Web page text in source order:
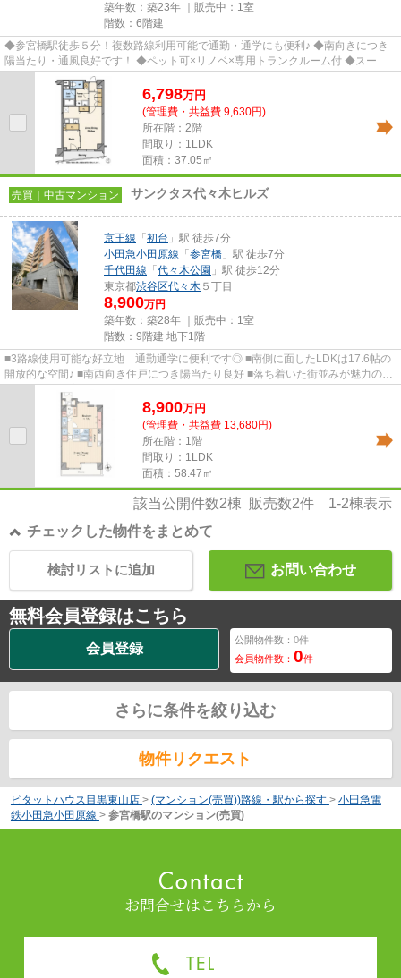
築年数：築23年 ｜販売中： 1室
階数：6階建
◆参宮橋駅徒歩５分！複数路線利用可能で通勤・通学にも便利♪ ◆南向きにつき
陽当たり・通風良好です！ ◆ペット可×リノベ×専用トランクルーム付 ◆スーパ
ー・病院・小学校徒歩10分圏内充...
6,798万円
(管理費・共益費 9,630円)
所在階：2階
間取り：1LDK
面積：37.05㎡
売買｜中古マンション サンクタス代々木ヒルズ
京王線 「 初台 」駅 徒歩7分
小田急小田原線 「 参宮橋 」駅 徒歩7分
千代田線 「 代々木公園 」駅 徒歩12分
東京都渋谷区代々木 ５丁目
8,900万円
築年数：築28年 ｜販売中： 1室
階数：9階建 地下1階
■3路線使用可能な好立地 通勤通学に便利です◎ ■南側に面したLDKは17.6帖の
開放的な空間♪ ■南西向き住戸につき陽当たり良好 ■落ち着いた街並みが魅力の
「代々木・参宮橋」エリア
8,900万円
(管理費・共益費 13,680円)
所在階：1階
間取り：1LDK
面積：58.47㎡
該当公開件数2棟 販売数2件 1-2棟表示
チェックした物件をまとめて
お問い合わせ
検討リストに追加
無料会員登録はこちら
会員登録
公開物件数： 0件
会員物件数： 0件
さらに条件を絞り込む
物件リクエスト
ピタットハウス目黒東山店 > (マンション(売買))路線・駅から探す > 小田急電
鉄小田急小田原線 > 参宮橋駅のマンション(売買)
お問合せはこちらから